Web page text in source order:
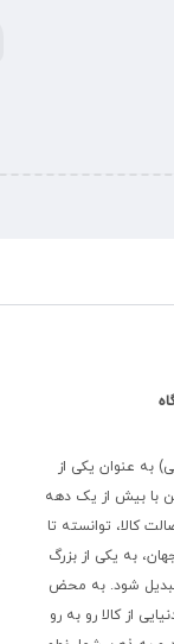
به عنوان یکی از
با بیش از یک دهه
کالا، توانسته تا
به یکی از بزرگ‌
تبدیل شود. به محض
از کالا رو به رو